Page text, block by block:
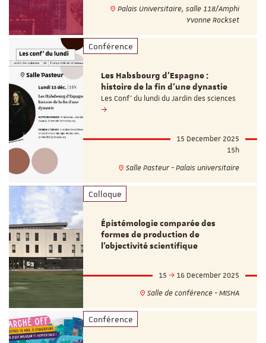
Palais Universitaire, salle 118/Amphi
Yvonne Rockset
Conférence
Les Habsbourg d’Espagne :
histoire de la fin d’une dynastie
Les Conf' du lundi du Jardin des sciences
15 December 2025
15h
Salle Pasteur - Palais universitaire
Colloque
Épistémologie comparée des
formes de production de
l’objectivité scientifique
15
16 December 2025
Salle de conférence - MISHA
Conférence